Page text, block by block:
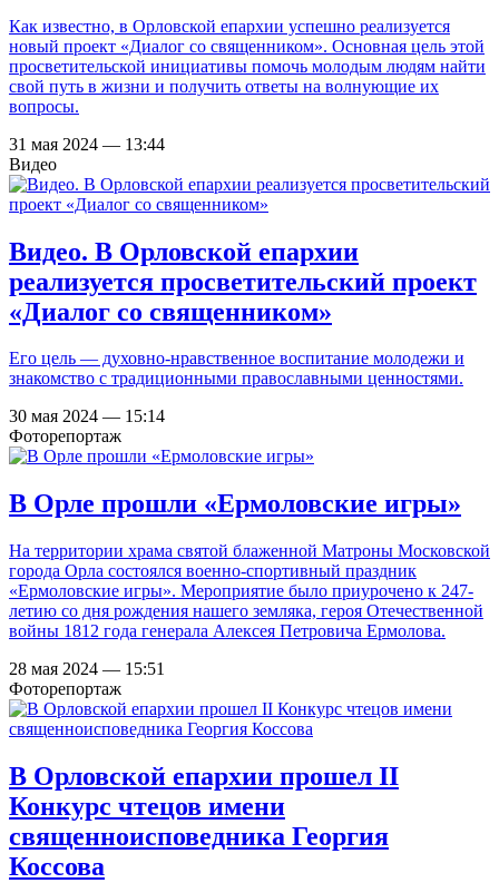
Как известно, в Орловской епархии успешно реализуется
новый проект «Диалог со священником». Основная цель этой
просветительской инициативы помочь молодым людям найти
свой путь в жизни и получить ответы на волнующие их
вопросы.
31 мая 2024 — 13:44
Видео
Видео. В Орловской епархии
реализуется просветительский проект
«Диалог со священником»
Его цель — духовно-нравственное воспитание молодежи и
знакомство с традиционными православными ценностями.
30 мая 2024 — 15:14
Фоторепортаж
В Орле прошли «Ермоловские игры»
На территории храма святой блаженной Матроны Московской
города Орла состоялся военно-спортивный праздник
«Ермоловские игры». Мероприятие было приурочено к 247-
летию со дня рождения нашего земляка, героя Отечественной
войны 1812 года генерала Алексея Петровича Ермолова.
28 мая 2024 — 15:51
Фоторепортаж
В Орловской епархии прошел II
Конкурс чтецов имени
священноисповедника Георгия
Коссова